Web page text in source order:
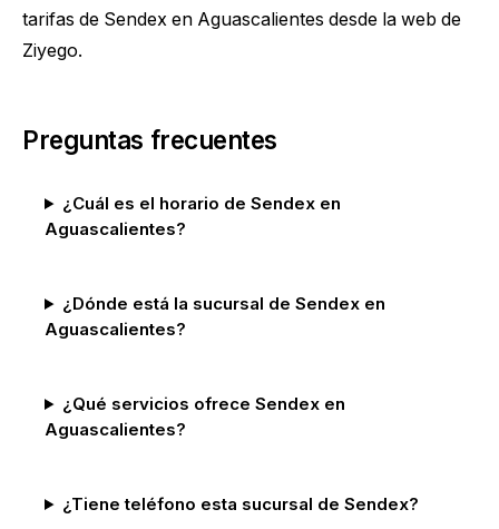
tarifas de Sendex en Aguascalientes desde la web de
Ziyego.
Preguntas frecuentes
¿Cuál es el horario de Sendex en
Aguascalientes?
¿Dónde está la sucursal de Sendex en
Aguascalientes?
¿Qué servicios ofrece Sendex en
Aguascalientes?
¿Tiene teléfono esta sucursal de Sendex?